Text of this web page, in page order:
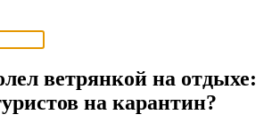
ветрянкой на отдыхе:
на карантин?